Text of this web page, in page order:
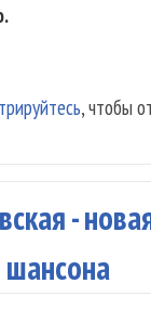
, чтобы
-
шансона